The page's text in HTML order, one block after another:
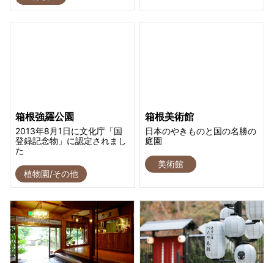
箱根強羅公園
2013年8月1日に文化庁「国
登録記念物」に認定されまし
た
植物園/その他
箱根美術館
日本のやきものと国の名勝の
庭園
美術館